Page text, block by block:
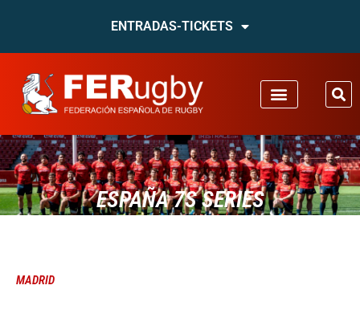
ENTRADAS-TICKETS
ESPAÑA 7S SERIES
MADRID